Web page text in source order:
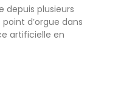
depuis plusieurs
d’orgue dans
artificielle en